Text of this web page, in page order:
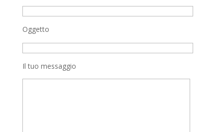
Oggetto
Il tuo messaggio